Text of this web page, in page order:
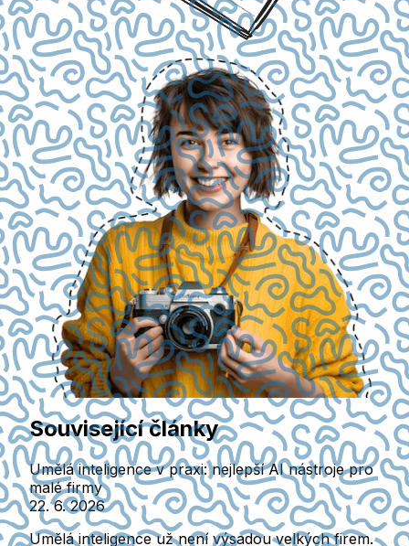
Související články
Umělá inteligence v praxi: nejlepší AI nástroje pro
malé firmy
22. 6. 2026
Umělá inteligence už není výsadou velkých firem.